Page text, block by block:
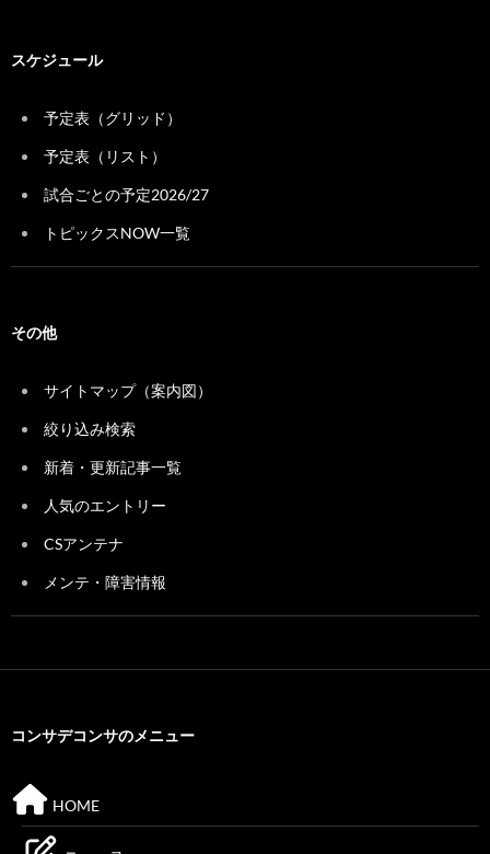
スケジュール
予定表（グリッド）
予定表（リスト）
試合ごとの予定2026/27
トピックスNOW一覧
その他
サイトマップ（案内図）
絞り込み検索
新着・更新記事一覧
人気のエントリー
CSアンテナ
メンテ・障害情報
コンサデコンサのメニュー
HOME